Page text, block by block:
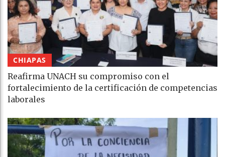
CHIAPAS
Reafirma UNACH su compromiso con el
fortalecimiento de la certificación de competencias
laborales